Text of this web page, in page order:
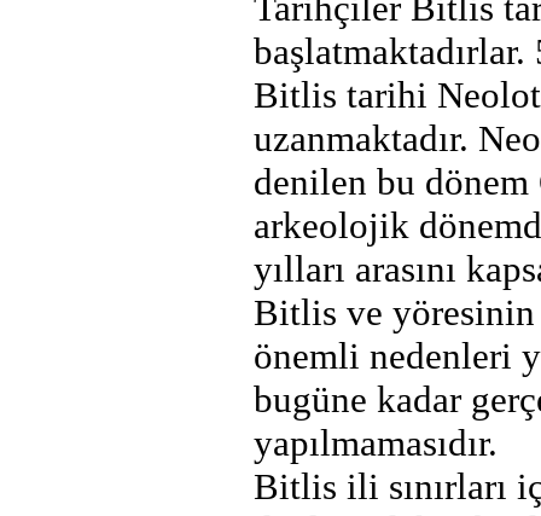
Bitlis tarihi
uzanmaktadır.
denilen bu
arkeolojik
yılları arasını
Bitlis ve yöresinin
önemli nedenleri
bugüne kadar
yapılmamasıdır.
Bitlis ili sınırları